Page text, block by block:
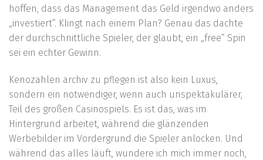
hoffen, dass das Management das Geld irgendwo anders
„investiert“. Klingt nach einem Plan? Genau das dachte
der durchschnittliche Spieler, der glaubt, ein „free“ Spin
sei ein echter Gewinn.
Kenozahlen archiv zu pflegen ist also kein Luxus,
sondern ein notwendiger, wenn auch unspektakulärer,
Teil des großen Casinospiels. Es ist das, was im
Hintergrund arbeitet, während die glänzenden
Werbebilder im Vordergrund die Spieler anlocken. Und
während das alles läuft, wundere ich mich immer noch,